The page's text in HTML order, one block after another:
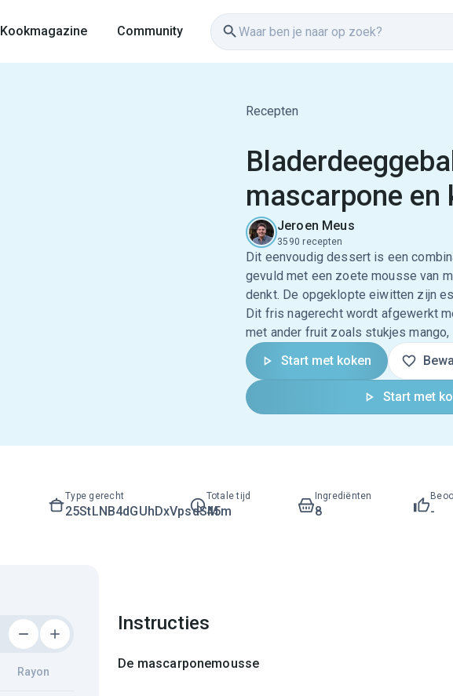
Kookmagazine Community
Recepten
mascarpone en
Jeroen Meus
3590 recepten
Dit eenvoudig dessert is een
gevuld met een zoete mousse van
denkt. De opgeklopte eiwitten zijn
Dit fris nagerecht wordt afgewerkt
met ander fruit zoals stukjes
Start met koken
Start met
Type gerecht
25StLNB4dGUhDxVpsdSM
Totale tijd
45m
Ingrediënten
8 -
Rayon
Instructies
De mascarponemousse